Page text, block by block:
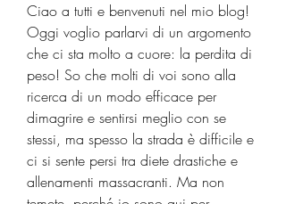
Ciao a tutti e benvenuti nel mio blog!
Oggi voglio parlarvi di un argomento
che ci sta molto a cuore: la perdita di
peso! So che molti di voi sono alla
ricerca di un modo efficace per
dimagrire e sentirsi meglio con se
stessi, ma spesso la strada è difficile e
ci si sente persi tra diete drastiche e
allenamenti massacranti. Ma non